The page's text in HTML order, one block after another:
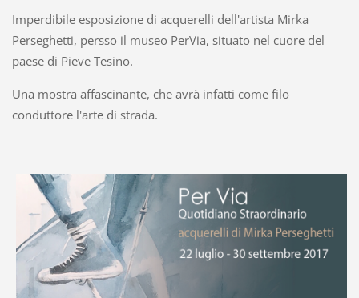
Imperdibile esposizione di acquerelli dell'artista Mirka
Perseghetti, persso il museo PerVia, situato nel cuore del
paese di Pieve Tesino.
Una mostra affascinante, che avrà infatti come filo
conduttore l'arte di strada.